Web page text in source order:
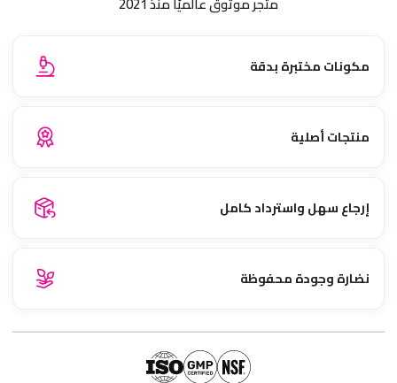
مكونات مختبرة بدقة
منتجات أصلية
إرجاع سهل واسترداد كامل
نضارة وجودة محفوظة